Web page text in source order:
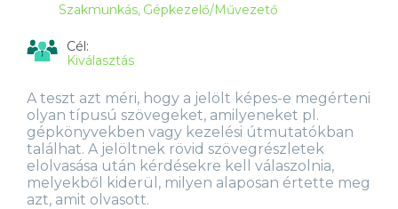
Szakmunkás Gépkezelő/Művezető
Cél:
Kiválasztás
A teszt azt méri, hogy a jelölt képes-e megérteni
olyan típusú szövegeket, amilyeneket pl.
gépkönyvekben vagy kezelési útmutatókban
találhat. A jelöltnek rövid szövegrészletek
elolvasása után kérdésekre kell válaszolnia,
melyekből kiderül, milyen alaposan értette meg
azt, amit olvasott.